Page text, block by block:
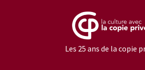
Les 25 ans de la copie